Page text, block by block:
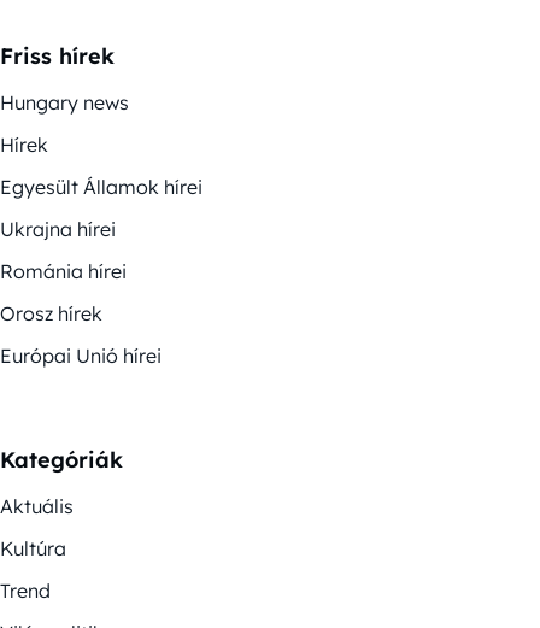
Friss hírek
Hungary news
Hírek
Egyesült Államok hírei
Ukrajna hírei
Románia hírei
Orosz hírek
Európai Unió hírei
Kategóriák
Aktuális
Kultúra
Trend